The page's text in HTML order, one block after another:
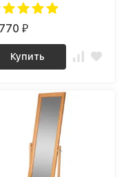
₽
Купить